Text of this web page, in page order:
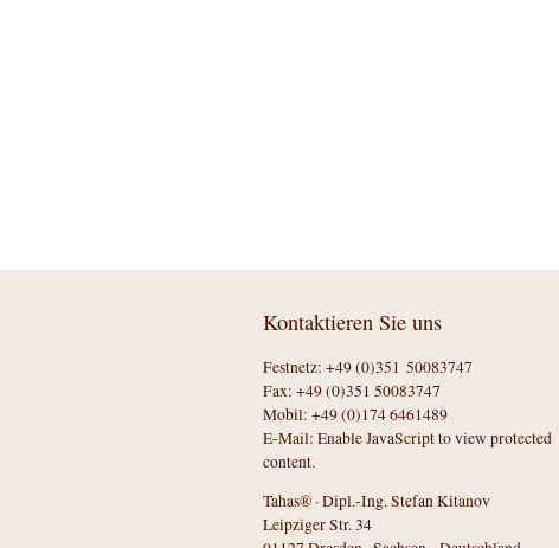
Kontaktieren Sie uns
Festnetz: +49 (0)351 50083747
Fax: +49 (0)351 50083747
Mobil: +49 (0)174 6461489
E-Mail: Enable JavaScript to view protected
content.
Tahas® · Dipl.-Ing. Stefan Kitanov
Leipziger Str. 34